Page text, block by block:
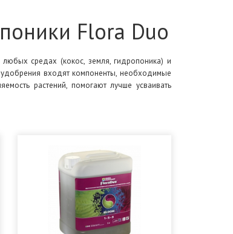
Flora Duo
средах (кокос, земля, гидропоника) и
удобрения входят компоненты, необходимые
растений, помогают лучше усваивать